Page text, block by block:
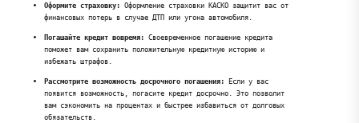
Оформите страховку: Оформление страховки КАСКО защитит вас от
финансовых потерь в случае ДТП или угона автомобиля.
Погашайте кредит вовремя: Своевременное погашение кредита
поможет вам сохранить положительную кредитную историю и
избежать штрафов.
Рассмотрите возможность досрочного погашения: Если у вас
появится возможность, погасите кредит досрочно. Это позволит
вам сэкономить на процентах и быстрее избавиться от долговых
обязательств.